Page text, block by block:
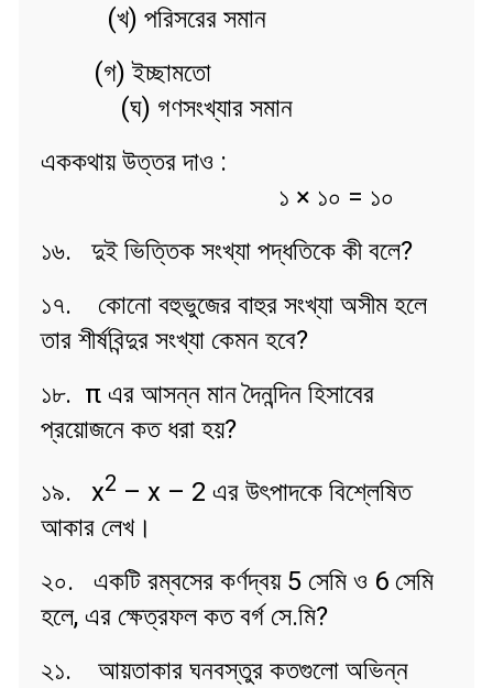
(খ) পরিসরের সমান
(গ) ইচ্ছামতো
(ঘ) গণসংখ্যার সমান
এককথায় উত্তর দাও :
১ × ১০ = ১০
১৬. দুই ভিত্তিক সংখ্যা পদ্ধতিকে কী বলে?
১৭. কোনো বহুভুজের বাহুর সংখ্যা অসীম হলে
তার শীর্ষবিন্দুর সংখ্যা কেমন হবে?
১৮. π এর আসন্ন মান দৈনন্দিন হিসাবের
প্রয়োজনে কত ধরা হয়?
১৯. x2 – x – 2 এর উৎপাদকে বিশ্লেষিত
আকার লেখ।
২০. একটি রম্বসের কর্ণদ্বয় 5 সেমি ও 6 সেমি
হলে, এর ক্ষেত্রফল কত বর্গ সে.মি?
২১. আয়তাকার ঘনবস্তুর কতগুলো অভিন্ন